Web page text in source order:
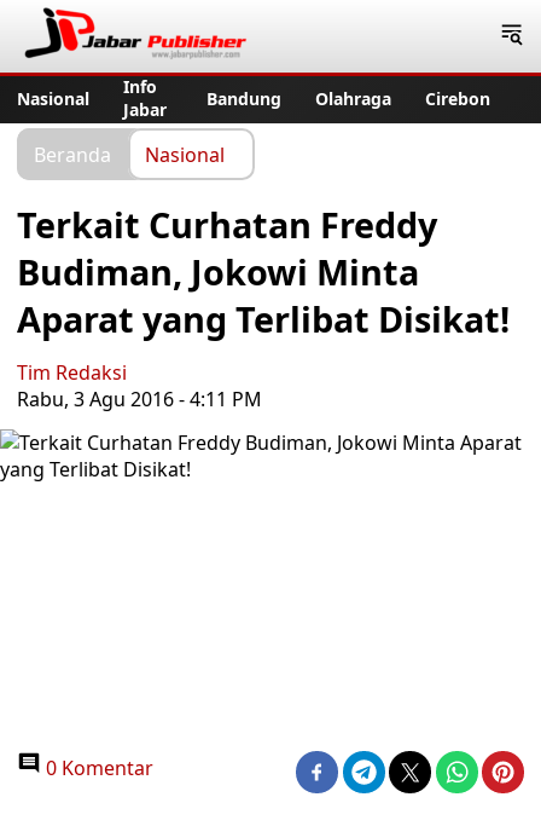
Nasional
Info
Jabar
Bandung Olahraga Cirebon
Beranda Nasional
Terkait Curhatan Freddy
Budiman, Jokowi Minta
Aparat yang Terlibat Disikat!
Tim Redaksi
Rabu, 3 Agu 2016 - 4:11 PM
0 Komentar